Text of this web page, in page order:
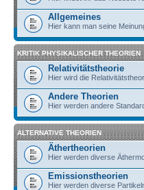
Allgemeines
Hier kann man seine
KRITIK PHYSIKALISCHER THEORIEN
Relativitätstheorie
Hier wird die
Andere Theorien
Hier werden andere
ALTERNATIVE THEORIEN
Äthertheorien
Hier werden diverse
Emissionstheorien
Hier werden diverse